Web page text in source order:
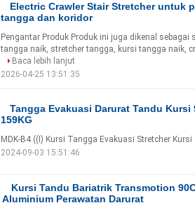
Electric Crawler Stair Stretcher untuk
tangga dan koridor
Pengantar Produk Produk ini juga dikenal
tangga naik, stretcher tangga, kursi tangga naik,
Baca lebih lanjut
2026-04-25 13:51:35
Tangga Evakuasi Darurat Tandu Kursi
159KG
MDK-B4 ((I) Kursi Tangga Evakuasi Stretcher
2024-09-03 15:51:46
Kursi Tandu Bariatrik Transmotion
Aluminium Perawatan Darurat